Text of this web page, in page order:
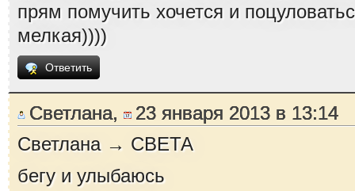
прям помучить хочется и
мелкая))))
Ответить
Светлана,
23 января 2013 в 13:14
Светлана → СВЕТА
бегу и улыбаюсь